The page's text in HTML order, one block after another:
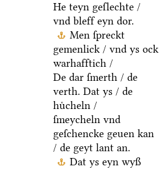
He teyn geſlechte /
vnd bleff eyn dor.
Men ſpreckt
gemenlick / vnd ys ock
warhafftich /
De dar ſmerth / de
verth. Dat ys / de
huͤcheln /
ſmeycheln vnd
geſchencke geuen kan
/ de geyt lant an.
Dat ys eyn wyß